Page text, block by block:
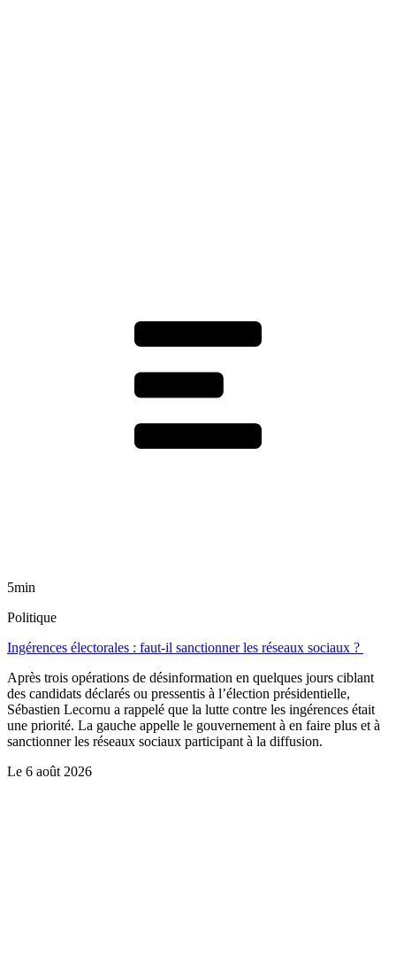
5min
Politique
Ingérences électorales : faut-il sanctionner les réseaux sociaux ?
Après trois opérations de désinformation en quelques jours ciblant
des candidats déclarés ou pressentis à l’élection présidentielle,
Sébastien Lecornu a rappelé que la lutte contre les ingérences était
une priorité. La gauche appelle le gouvernement à en faire plus et à
sanctionner les réseaux sociaux participant à la diffusion.
Le 6 août 2026